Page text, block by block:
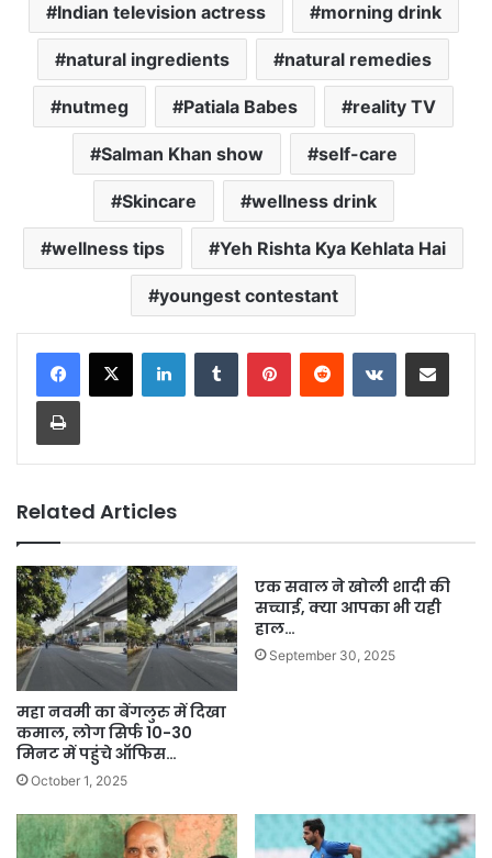
Indian television actress morning drink
natural ingredients natural remedies
nutmeg Patiala Babes reality TV
Salman Khan show self-care
Skincare wellness drink
wellness tips Yeh Rishta Kya Kehlata Hai
youngest contestant
LinkedInTumblr PinterestReddit VKontakteShare via Email
Print
Related Articles
महा नवमी का बेंगलुरु में दिखा
कमाल, लोग सिर्फ 10-30
मिनट में पहुंचे ऑफिस…
October 1, 2025
एक सवाल ने खोली शादी की
सच्चाई, क्या आपका भी यही
हाल…
September 30, 2025